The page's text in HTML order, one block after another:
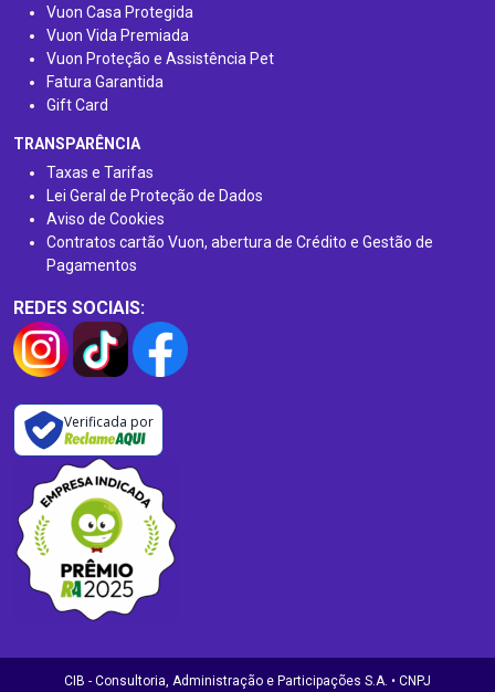
Vuon Casa Protegida
Vuon Vida Premiada
Vuon Proteção e Assistência Pet
Fatura Garantida
Gift Card
TRANSPARÊNCIA
Taxas e Tarifas
Lei Geral de Proteção de Dados
Aviso de Cookies
Contratos cartão Vuon, abertura de Crédito e Gestão de
Pagamentos
REDES SOCIAIS:
Verificada por
CIB - Consultoria, Administração e Participações S.A. • CNPJ